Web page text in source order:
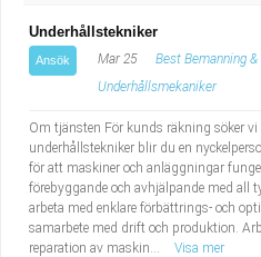
Underhållstekniker
Ansök Mar 25
Best Bemanning
Underhållsmekaniker
Om tjänsten För kunds räkning söker vi
underhållstekniker blir du en
för att maskiner och anläggningar
förebyggande och avhjälpande med all
arbeta med enklare förbättrings- och
samarbete med drift och produktion.
reparation av maskin...
Visa mer